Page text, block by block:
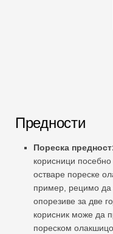
Предности
Пореска
корисници
остваре пореске
пример, рецимо да
опорезиве за две
корисник може да
пореском